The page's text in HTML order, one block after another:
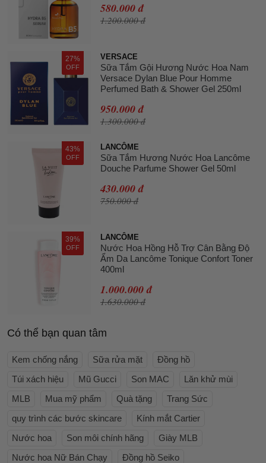
580.000 đ
1.200.000 đ
27%
OFF
VERSACE
Sữa Tắm Gội Hương Nước Hoa Nam
Versace Dylan Blue Pour Homme
Perfumed Bath & Shower Gel 250ml
950.000 đ
1.300.000 đ
43%
OFF
LANCÔME
Sữa Tắm Hương Nước Hoa Lancôme
Douche Parfume Shower Gel 50ml
430.000 đ
750.000 đ
39%
OFF
LANCÔME
Nước Hoa Hồng Hỗ Trợ Cân Bằng Độ
Ẩm Da Lancôme Tonique Confort Toner
400ml
1.000.000 đ
1.630.000 đ
Có thể bạn quan tâm
Kem chống nắng Sữa rửa mặt
Đồng hồ
Túi xách hiệu
Mũ Gucci Son MAC
Lăn khử mùi
MLB
Mua mỹ phẩm Quà tặng
Trang Sức
quy trình các bước skincare
Kính mắt Cartier
Nước hoa
Son môi chính hãng
Giày MLB
Nước hoa Nữ Bán Chạy
Đồng hồ Seiko